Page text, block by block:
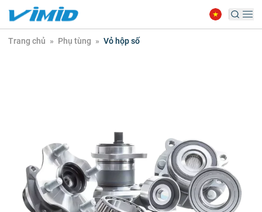
Trang chủ » Phụ tùng » Vỏ hộp số